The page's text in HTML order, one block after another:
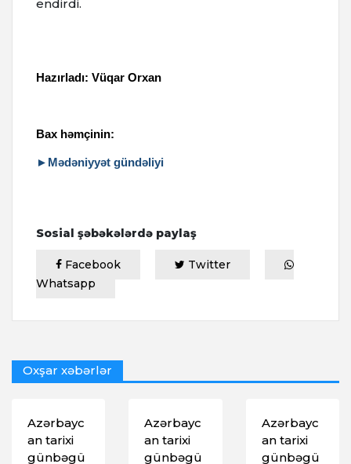
endirdi.
Hazırladı: Vüqar Orxan
Bax həmçinin:
►Mədəniyyət gündəliyi
Sosial şəbəkələrdə paylaş
Facebook
Twitter
Whatsapp
Oxşar xəbərlər
Azərbayc
an tarixi
günbəgü
Azərbayc
an tarixi
günbəgü
Azərbayc
an tarixi
günbəgü